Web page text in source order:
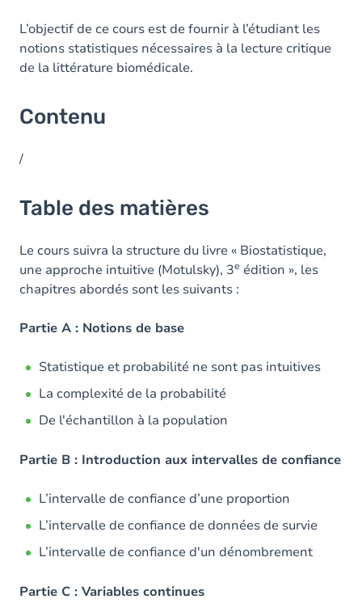
L’objectif de ce cours est de fournir à l’étudiant les
notions statistiques nécessaires à la lecture critique
de la littérature biomédicale.
Contenu
/
Table des matières
Le cours suivra la structure du livre « Biostatistique,
une approche intuitive (Motulsky), 3e édition », les
chapitres abordés sont les suivants :
Partie A : Notions de base
Statistique et probabilité ne sont pas intuitives
La complexité de la probabilité
De l'échantillon à la population
Partie B : Introduction aux intervalles de confiance
L’intervalle de confiance d’une proportion
L’intervalle de confiance de données de survie
L’intervalle de confiance d'un dénombrement
Partie C : Variables continues